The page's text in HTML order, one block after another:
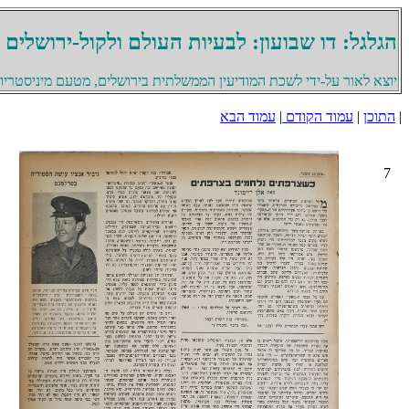
הגלגל: דו שבועון: לבעיות העולם ולקול-ירושלים
יוצא לאור על-ידי לשכת המודיעין הממשלתית בירושלים, מטעם
| התוכן | עמוד הקודם | עמוד הבא
7